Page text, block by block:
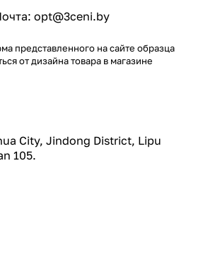
opt@3ceni.by
представленного на сайте образца
от дизайна товара в магазине
City, Jindong District, Lipu
105.